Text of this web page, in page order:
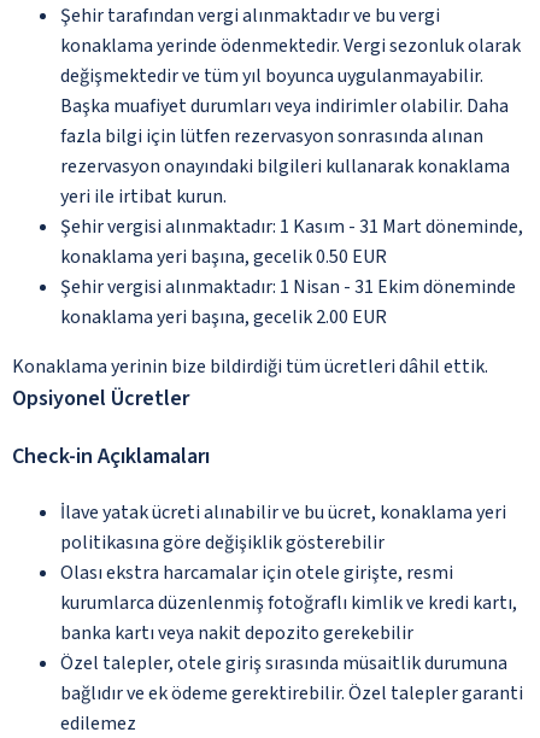
Şehir tarafından vergi alınmaktadır ve bu vergi
konaklama yerinde ödenmektedir. Vergi sezonluk olarak
değişmektedir ve tüm yıl boyunca uygulanmayabilir.
Başka muafiyet durumları veya indirimler olabilir. Daha
fazla bilgi için lütfen rezervasyon sonrasında alınan
rezervasyon onayındaki bilgileri kullanarak konaklama
yeri ile irtibat kurun.
Şehir vergisi alınmaktadır: 1 Kasım - 31 Mart döneminde,
konaklama yeri başına, gecelik 0.50 EUR
Şehir vergisi alınmaktadır: 1 Nisan - 31 Ekim döneminde
konaklama yeri başına, gecelik 2.00 EUR
Konaklama yerinin bize bildirdiği tüm ücretleri dâhil ettik.
Opsiyonel Ücretler
Check-in Açıklamaları
İlave yatak ücreti alınabilir ve bu ücret, konaklama yeri
politikasına göre değişiklik gösterebilir
Olası ekstra harcamalar için otele girişte, resmi
kurumlarca düzenlenmiş fotoğraflı kimlik ve kredi kartı,
banka kartı veya nakit depozito gerekebilir
Özel talepler, otele giriş sırasında müsaitlik durumuna
bağlıdır ve ek ödeme gerektirebilir. Özel talepler garanti
edilemez